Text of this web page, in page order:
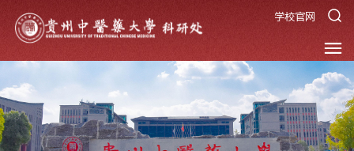
学校官网